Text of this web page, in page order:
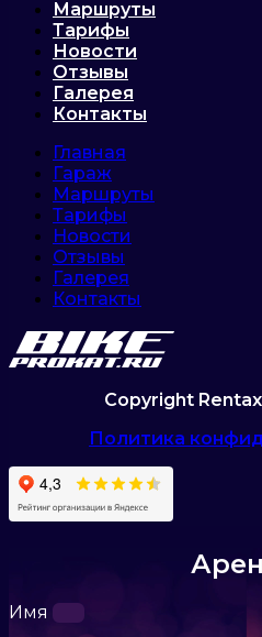
Маршруты
Тарифы
Новости
Отзывы
Галерея
Контакты
Главная
Гараж
Маршруты
Тарифы
Новости
Отзывы
Галерея
Контакты
Copyright
Политика
Имя